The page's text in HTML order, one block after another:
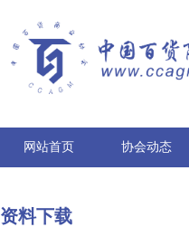
网站首页 协会动态
资料下载